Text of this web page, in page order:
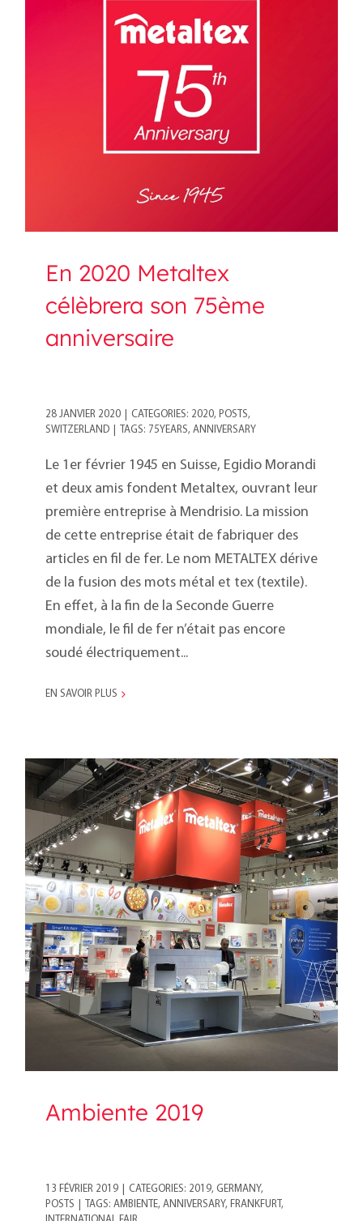
En 2020 Metaltex célèbrera
son 75ème anniversaire
En 2020 Metaltex
célèbrera son 75ème
anniversaire
28 JANVIER 2020 CATEGORIES: 2020, POSTS,
SWITZERLAND
TAGS: 75YEARS, ANNIVERSARY
Le 1er février 1945 en Suisse, Egidio Morandi
et deux amis fondent Metaltex, ouvrant leur
première entreprise à Mendrisio. La mission
de cette entreprise était de fabriquer des
articles en fil de fer. Le nom METALTEX dérive
de la fusion des mots métal et tex (textile).
En effet, à la fin de la Seconde Guerre
mondiale, le fil de fer n’était pas encore
soudé électriquement...
EN SAVOIR PLUS
Ambiente 2019
Ambiente 2019
13 FÉVRIER 2019 CATEGORIES: 2019, GERMANY,
POSTS
TAGS: AMBIENTE, ANNIVERSARY, FRANKFURT ,